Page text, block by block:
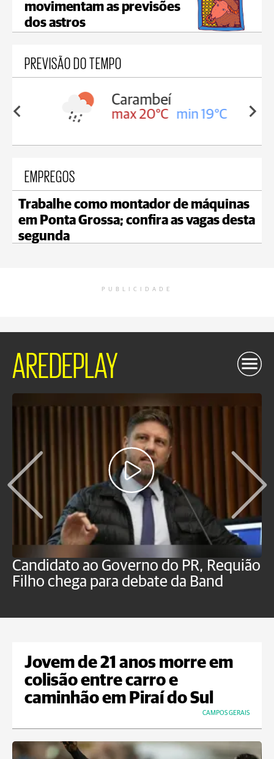
movimentam as previsões
dos astros
PREVISÃO DO TEMPO
19°C
Carambeí
max 20°C min 19°C
EMPREGOS
Trabalhe como montador de máquinas
em Ponta Grossa; confira as vagas desta
segunda
PUBLICIDADE
AREDEPLAY
Candidato ao Governo do PR, Requião
Filho chega para debate da Band
Jovem de 21 anos morre em
colisão entre carro e
caminhão em Piraí do Sul
CAMPOS GERAIS